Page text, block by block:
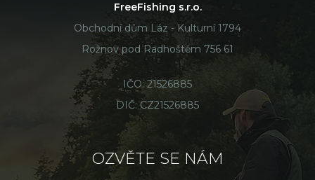
FreeFishing s.r.o.
Obchodní dům Láz - Kulturní 1794
Rožnov pod Radhoštěm 756 61
IČO: 21526885
DIČ: CZ21526885
OZVĚTE SE NÁM